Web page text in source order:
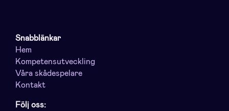
Snabblänkar
Hem
Kompetensutveckling
Våra skådespelare
Kontakt
Följ oss: